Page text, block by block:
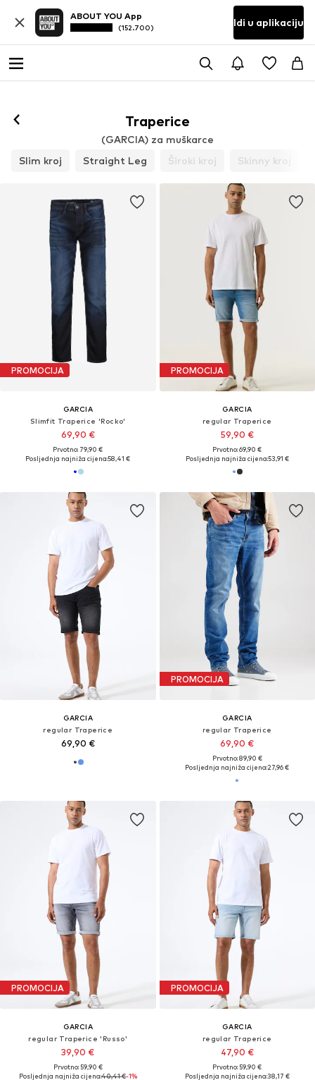
ABOUT YOU App
(152.700) Idi u aplikaciju
Traperice
(GARCIA) za muškarce
Slim kroj
Straight Leg Široki kroj Skinny kroj
PROMOCIJA
GARCIA
Slimfit Traperice 'Rocko'
69,90 €
Prvotno: 79,90 €
Posljednja najniža cijena:58,41 €
PROMOCIJA
GARCIA
regular Traperice
59,90 €
Prvotno: 69,90 €
Posljednja najniža cijena:53,91 €
GARCIA
regular Traperice
69,90 €
PROMOCIJA
GARCIA
regular Traperice
69,90 €
Prvotno: 89,90 €
Posljednja najniža cijena:27,96 €
PROMOCIJA
GARCIA
regular Traperice 'Russo'
39,90 €
Prvotno: 59,90 €
Posljednja najniža cijena:40,41 €-1%
PROMOCIJA
GARCIA
regular Traperice
47,90 €
Prvotno: 59,90 €
Posljednja najniža cijena:38,17 €